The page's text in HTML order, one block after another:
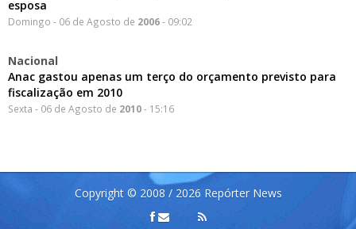
esposa
Domingo - 06 de Agosto de 2006- 09:02
Nacional
Anac gastou apenas um terço do orçamento previsto para
fiscalização em 2010
Sexta - 06 de Agosto de 2010- 15:16
Copyright © 2008 / 2026 Repórter News